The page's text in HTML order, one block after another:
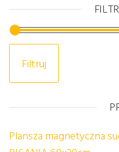
Filtruj
Plansza magnetyczna